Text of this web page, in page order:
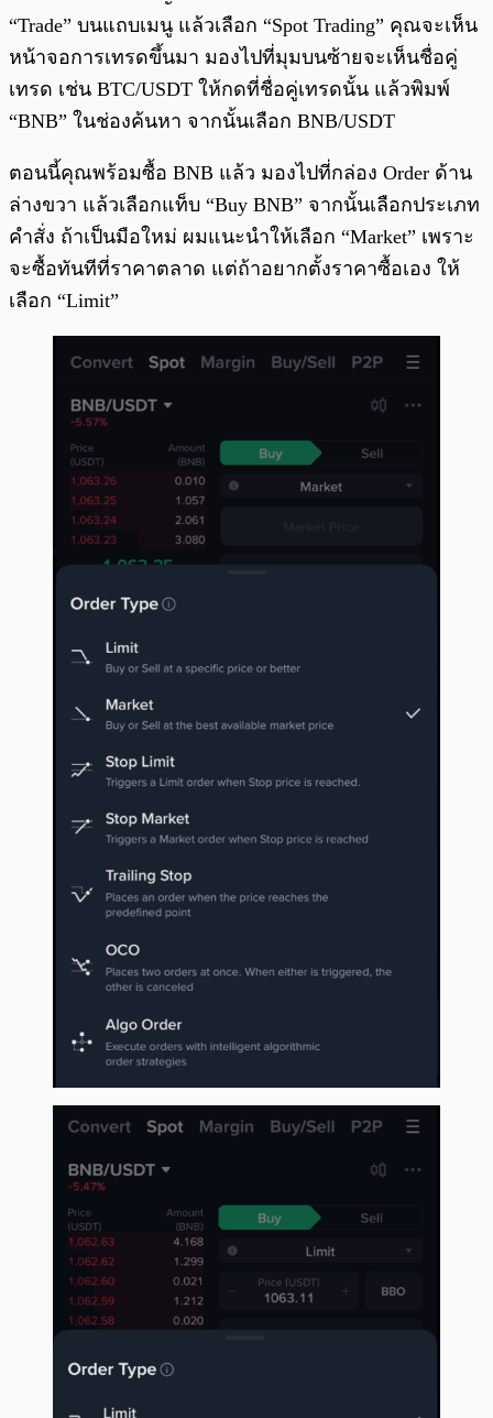
“Trade” บนแถบเมนู แล้วเลือก “Spot Trading” คุณจะเห็น
หน้าจอการเทรดขึ้นมา มองไปที่มุมบนซ้ายจะเห็นชื่อคู่
เทรด เช่น BTC/USDT ให้กดที่ชื่อคู่เทรดนั้น แล้วพิมพ์
“BNB” ในช่องค้นหา จากนั้นเลือก BNB/USDT
ตอนนี้คุณพร้อมซื้อ BNB แล้ว มองไปที่กล่อง Order ด้าน
ล่างขวา แล้วเลือกแท็บ “Buy BNB” จากนั้นเลือกประเภท
คำสั่ง ถ้าเป็นมือใหม่ ผมแนะนำให้เลือก “Market” เพราะ
จะซื้อทันทีที่ราคาตลาด แต่ถ้าอยากตั้งราคาซื้อเอง ให้
เลือก “Limit”